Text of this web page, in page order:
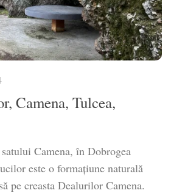
Camena, Tulcea,
Camena, în Dobrogea
este o formațiune naturală
pe creasta Dealurilor Camena.